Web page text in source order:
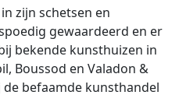
zijn schetsen en
gewaardeerd en er
bekende kunsthuizen in
Boussod en Valadon &
de befaamde kunsthandel